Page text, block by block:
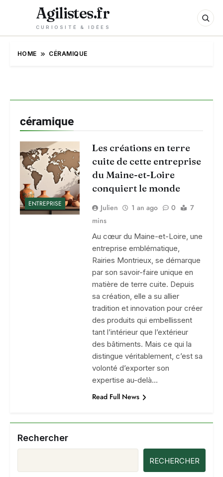
Agilistes.fr
CURIOSITÉ & IDÉES
HOME CÉRAMIQUE
céramique
ENTREPRISE
Les créations en terre
cuite de cette entreprise
du Maine-et-Loire
conquiert le monde
Julien 1 an ago 0
7
mins
Au cœur du Maine-et-Loire, une
entreprise emblématique,
Rairies Montrieux, se démarque
par son savoir-faire unique en
matière de terre cuite. Depuis
sa création, elle a su allier
tradition et innovation pour créer
des produits qui embellissent
tant l’intérieur que l’extérieur
des bâtiments. Mais ce qui la
distingue véritablement, c’est sa
volonté d’exporter son
expertise au-delà…
Read Full News
Rechercher
RECHERCHER